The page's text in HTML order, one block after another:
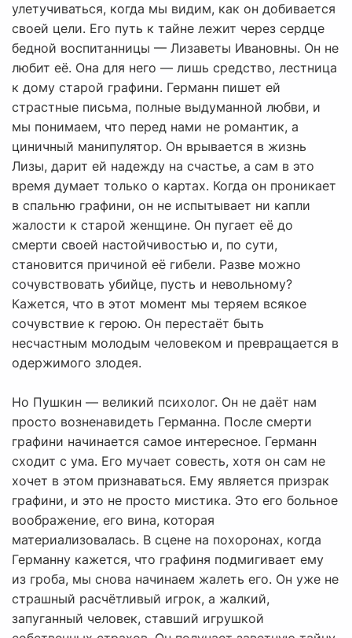
улетучиваться, когда мы видим, как он добивается
своей цели. Его путь к тайне лежит через сердце
бедной воспитанницы — Лизаветы Ивановны. Он не
любит её. Она для него — лишь средство, лестница
к дому старой графини. Германн пишет ей
страстные письма, полные выдуманной любви, и
мы понимаем, что перед нами не романтик, а
циничный манипулятор. Он врывается в жизнь
Лизы, дарит ей надежду на счастье, а сам в это
время думает только о картах. Когда он проникает
в спальню графини, он не испытывает ни капли
жалости к старой женщине. Он пугает её до
смерти своей настойчивостью и, по сути,
становится причиной её гибели. Разве можно
сочувствовать убийце, пусть и невольному?
Кажется, что в этот момент мы теряем всякое
сочувствие к герою. Он перестаёт быть
несчастным молодым человеком и превращается в
одержимого злодея.
Но Пушкин — великий психолог. Он не даёт нам
просто возненавидеть Германна. После смерти
графини начинается самое интересное. Германн
сходит с ума. Его мучает совесть, хотя он сам не
хочет в этом признаваться. Ему является призрак
графини, и это не просто мистика. Это его больное
воображение, его вина, которая
материализовалась. В сцене на похоронах, когда
Германну кажется, что графиня подмигивает ему
из гроба, мы снова начинаем жалеть его. Он уже не
страшный расчётливый игрок, а жалкий,
запуганный человек, ставший игрушкой